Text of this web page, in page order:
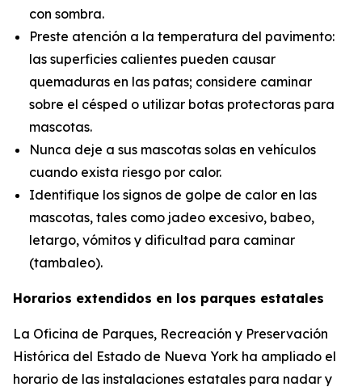
con sombra.
Preste atención a la temperatura del pavimento:
las superficies calientes pueden causar
quemaduras en las patas; considere caminar
sobre el césped o utilizar botas protectoras para
mascotas.
Nunca deje a sus mascotas solas en vehículos
cuando exista riesgo por calor.
Identifique los signos de golpe de calor en las
mascotas, tales como jadeo excesivo, babeo,
letargo, vómitos y dificultad para caminar
(tambaleo).
Horarios extendidos en los parques estatales
La Oficina de Parques, Recreación y Preservación
Histórica del Estado de Nueva York ha ampliado el
horario de las instalaciones estatales para nadar y